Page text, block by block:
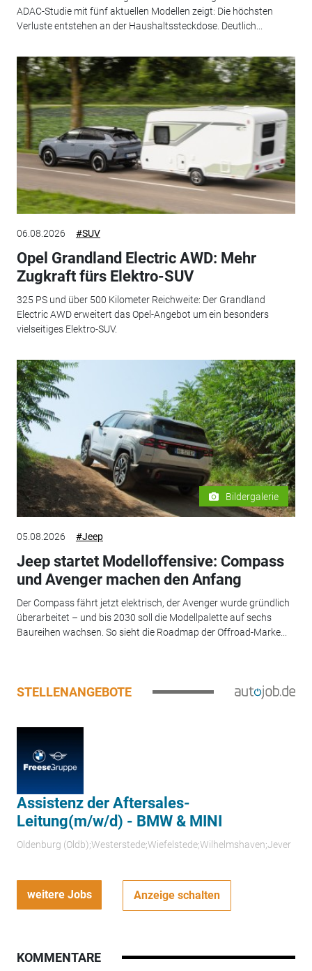
ADAC-Studie mit fünf aktuellen Modellen zeigt: Die höchsten
Verluste entstehen an der Haushaltssteckdose. Deutlich...
06.08.2026 #SUV
Opel Grandland Electric AWD: Mehr
Zugkraft fürs Elektro-SUV
325 PS und über 500 Kilometer Reichweite: Der Grandland
Electric AWD erweitert das Opel-Angebot um ein besonders
vielseitiges Elektro-SUV.
Bildergalerie
05.08.2026 #Jeep
Jeep startet Modelloffensive: Compass
und Avenger machen den Anfang
Der Compass fährt jetzt elektrisch, der Avenger wurde gründlich
überarbeitet – und bis 2030 soll die Modellpalette auf sechs
Baureihen wachsen. So sieht die Roadmap der Offroad-Marke...
STELLENANGEBOTE
Assistenz der Aftersales-
Leitung(m/w/d) - BMW & MINI
Oldenburg (Oldb);Westerstede;Wiefelstede;Wilhelmshaven;Jever
weitere Jobs Anzeige schalten
KOMMENTARE